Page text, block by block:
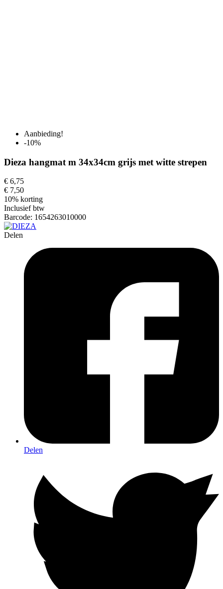
Aanbieding!
-10%
Dieza hangmat m 34x34cm grijs met witte strepen
€ 6,75
€ 7,50
10% korting
Inclusief btw
Barcode: 1654263010000
Delen
Delen